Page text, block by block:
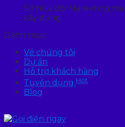
Sở hữu đội Marketing
xây dựng
Danh mục
Về chúng tôi
Dự án
Hỗ trợ khách hàng
Tuyển dụng Hot
Blog